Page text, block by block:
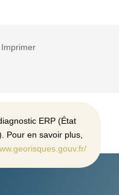
Imprimer
ERP (État
Pour en savoir plus,